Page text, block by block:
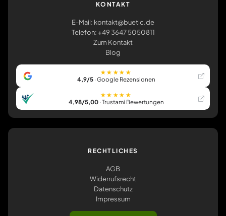
KONTAKT
E-Mail: kontakt@buetic.de
Telefon: +49 3647 5050811
Zum Kontakt
Blog
★★★★★
4,9/5· Google Rezensionen
★★★★★
4,98/5,00· Trustami Bewertungen
RECHTLICHES
AGB
Widerrufsrecht
Datenschutz
Impressum